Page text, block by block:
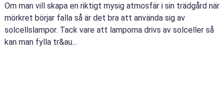
Om man vill skapa en riktigt mysig atmosfär i sin trädgård när
mörkret börjar falla så är det bra att använda sig av
solcellslampor. Tack vare att lamporna drivs av solceller så
kan man fylla tr&au...